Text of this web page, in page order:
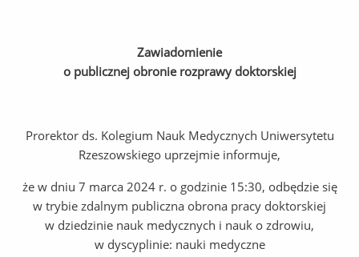
Zawiadomienie
o publicznej obronie rozprawy doktorskiej
Prorektor ds. Kolegium Nauk Medycznych Uniwersytetu
Rzeszowskiego uprzejmie informuje,
że w dniu 7 marca 2024 r. o godzinie 15:30, odbędzie się
w trybie zdalnym publiczna obrona pracy doktorskiej
w dziedzinie nauk medycznych i nauk o zdrowiu,
w dyscyplinie: nauki medyczne